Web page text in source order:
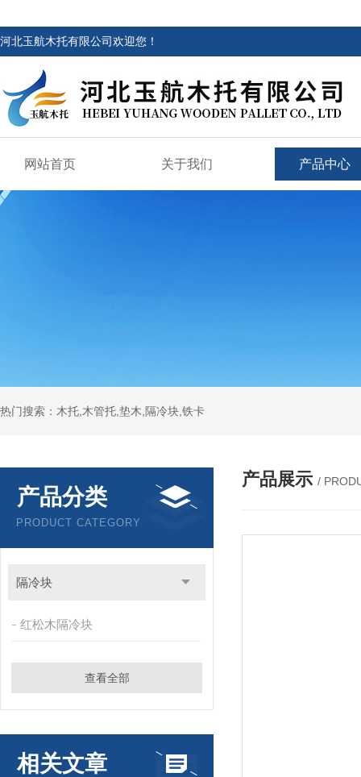
河北玉航木托有限公司欢迎您！
网站首页 关于我们 产品中心
热门搜索：木托,木管托,垫木,隔冷块,铁卡
产品分类
PRODUCT CATEGORY
隔冷块
红松木隔冷块
查看全部
相关文章
产品展示 /